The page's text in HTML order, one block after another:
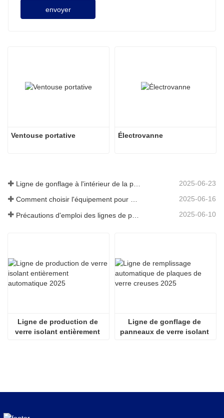
envoyer
Ventouse portative Électrovanne
2025-06-23
Comment choisir l'équipement pour une usine de vitrage isolant standard 2025-06-16
2025-06-10
Ligne de production de
verre isolant entièrement
Ligne de gonflage de
panneaux de verre isolant